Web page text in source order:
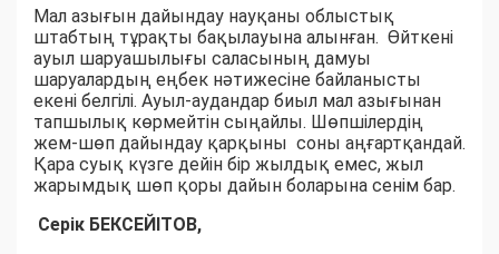
Мал азығын дайындау науқаны облыстық
штабтың тұрақты бақылауына алынған. Өйткені
ауыл шаруашылығы саласының дамуы
шаруалардың еңбек нәтижесіне байланысты
екені белгілі. Ауыл-аудандар биыл мал азығынан
тапшылық көрмейтін сыңайлы. Шөпшілердің
жем-шөп дайындау қарқыны соны аңғартқандай.
Қара суық күзге дейін бір жылдық емес, жыл
жарымдық шөп қоры дайын боларына сенім бар.
Серік БЕКСЕЙІТОВ,